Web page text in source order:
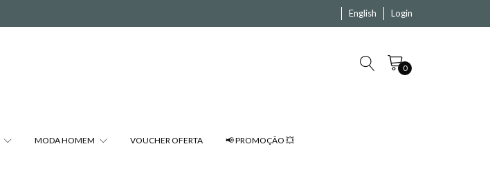
English Login
0
MODA HOMEM VOUCHER OFERTA 📢 PROMOÇÃO 💥